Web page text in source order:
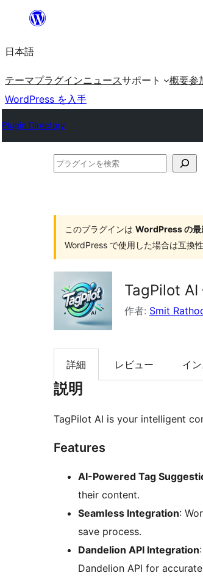
を
ッ
プ
日本語
テーマプラグインニュースサポート 概要参
WordPress を入手
Plugin Directory
プ
イ
検
索
このプラグインは WordPress の最
WordPress で使用した場合は互換
TagPilot
作者: Smit
詳細 レビュー イ
説明
TagPilot AI is your intelligent
Features
AI-Powered Tag
their content.
Seamless Integration:
save process.
Dandelion API Integration
Dandelion API for